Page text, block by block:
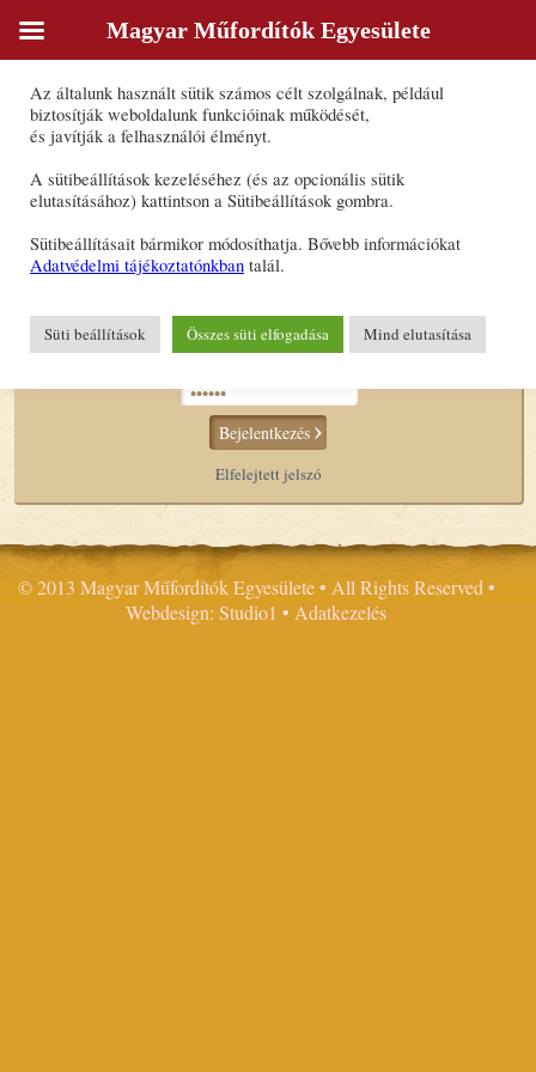
Bejelentkezés tagoknak
Bejelentkezés
Elfelejtett jelszó
© 2013 Magyar Műfordítók Egyesülete • All Rights Reserved •
Webdesign: Studio1 • Adatkezelés
Sütik
Az általunk használt sütik számos célt szolgálnak, például
biztosítják weboldalunk funkcióinak működését,
és javítják a felhasználói élményt.
A sütibeállítások kezeléséhez (és az opcionális sütik
elutasításához) kattintson a Sütibeállítások gombra.
Sütibeállításait bármikor módosíthatja. Bővebb információkat
Adatvédelmi tájékoztatónkban talál.
Süti beállítások Összes süti elfogadása Mind elutasítása
Magyar Műfordítók Egyesülete